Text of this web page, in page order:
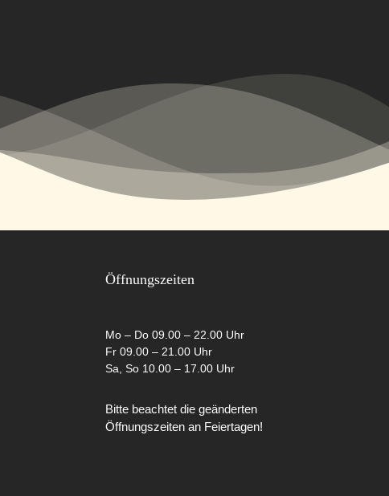
Öffnungszeiten
Mo – Do 09.00 – 22.00 Uhr
Fr 09.00 – 21.00 Uhr
Sa, So 10.00 – 17.00 Uhr
Bitte beachtet die geänderten
Öffnungszeiten an Feiertagen!